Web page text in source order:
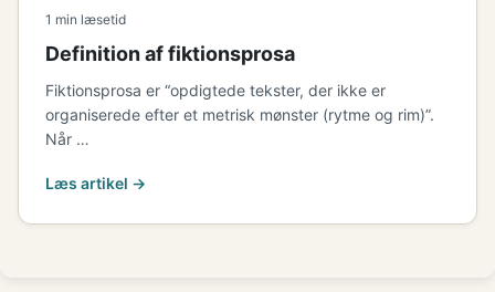
1 min læsetid
Definition af fiktionsprosa
Fiktionsprosa er “opdigtede tekster, der ikke er
organiserede efter et metrisk mønster (rytme og rim)”.
Når …
Læs artikel →